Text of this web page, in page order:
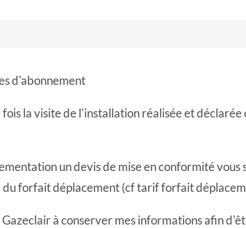
d'abonnement
la visite de l'installation réalisée et
un devis de mise en conformité vous
forfait déplacement (cf tarif forfait
à conserver mes informations afin